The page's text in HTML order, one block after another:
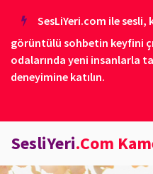
SesLiYeri.com ile sesli,
görüntülü sohbetin keyfini
odalarında yeni insanlarla
deneyimine katılın.
SesliYeri.Com